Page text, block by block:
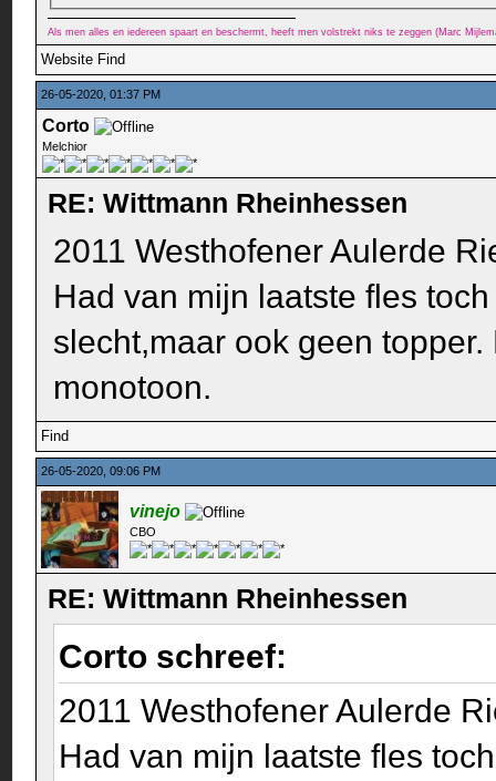
Als men alles en iedereen spaart en beschermt, heeft men volstrekt niks te zeggen (Marc
Website Find
26-05-2020, 01:37 PM
Corto
Melchior
RE: Wittmann Rheinhessen
2011 Westhofener Aulerde
Had van mijn laatste fles
slecht,maar ook geen
monotoon.
Find
26-05-2020, 09:06 PM
vinejo
CBO
RE: Wittmann Rheinhessen
Corto schreef:
2011 Westhofener Aulerde
Had van mijn laatste fles